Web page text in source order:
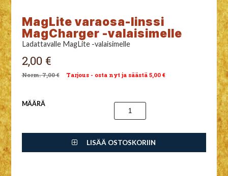
MagLite varaosa-linssi
MagCharger -valaisimelle
Ladattavalle MagLite -valaisimelle
2,00 €
7,00 € Tarjous - osta nyt ja säästä 5,00 €
MÄÄRÄ
LISÄÄ OSTOSKORIIN